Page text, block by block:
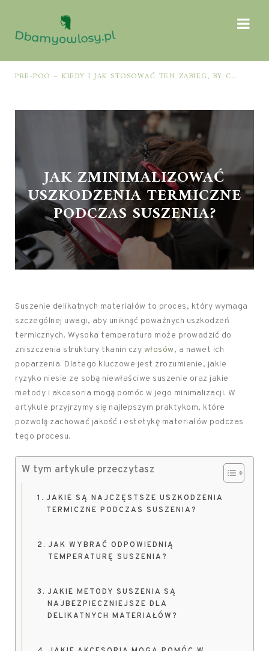
PRE-POO – KIEDY I JAK STOSOWAĆ TEN ZABIEG, BY CHRONIĆ I NAWILŻAĆ WŁOSY PRZED MYCIEM SZAMPONEM
JAK ZMINIMALIZOWAĆ
USZKODZENIA TERMICZNE
PODCZAS SUSZENIA?
Suszenie delikatnych materiałów to proces, który wymaga
szczególnej uwagi, aby uniknąć poważnych uszkodzeń
termicznych. Wysoka temperatura może prowadzić do
zniszczenia struktury tkanin czy włosów, a nawet ich
poparzenia. Dlatego kluczowe jest zrozumienie, jakie
ryzyko niesie ze sobą niewłaściwe suszenie oraz jakie
metody i akcesoria mogą pomóc w jego minimalizacji. W
artykule przyjrzymy się najlepszym praktykom, które
pozwolą zachować jakość i estetykę materiałów podczas
tego procesu.
W tym artykule przeczytasz
JAKIE SĄ NAJCZĘSTSZE USZKODZENIA
TERMICZNE PODCZAS SUSZENIA?
JAK WYBRAĆ ODPOWIEDNIĄ
TEMPERATURĘ SUSZENIA?
JAKIE METODY SUSZENIA SĄ
NAJBEZPIECZNIEJSZE DLA
DELIKATNYCH MATERIAŁÓW?